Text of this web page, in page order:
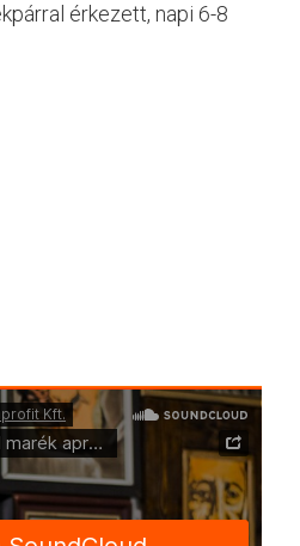
érkezett, napi 6-8